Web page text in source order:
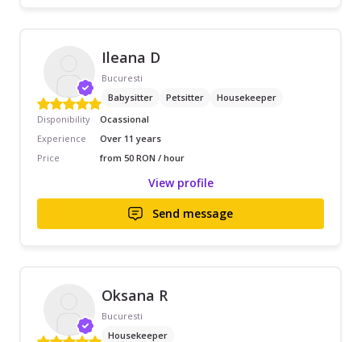
Ileana D
Bucuresti
Babysitter
Petsitter
Housekeeper
Disponibility
Ocassional
Experience
Over 11 years
Price
from 50 RON / hour
View profile
Send message
Oksana R
Bucuresti
Housekeeper